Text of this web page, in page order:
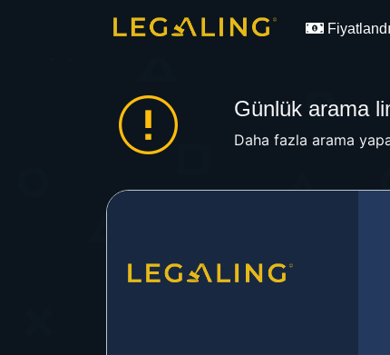
Günlük arama
Daha fazla arama